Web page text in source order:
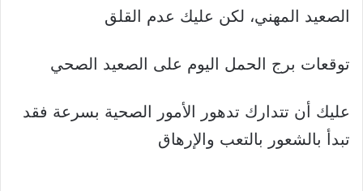
الصعيد المهني، لكن عليك عدم القلق
توقعات برج الحمل اليوم على الصعيد الصحي
عليك أن تتدارك تدهور الأمور الصحية بسرعة فقد
تبدأ بالشعور بالتعب والإرهاق